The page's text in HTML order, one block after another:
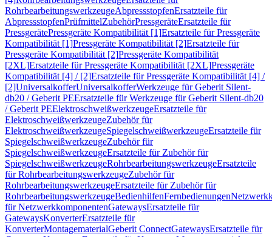
RohrbearbeitungswerkzeugeAbpressstopfenErsatzteile für
AbpressstopfenPrüfmittelZubehörPressgeräteErsatzteile für
PressgerätePressgeräte Kompatibilität [1]Ersatzteile für Pressgeräte
Kompatibilität [1]Pressgeräte Kompatibilität [2]Ersatzteile für
Pressgeräte Kompatibilität [2]Pressgeräte Kompatibilität
[2XL]Ersatzteile für Pressgeräte Kompatibilität [2XL]Pressgeräte
Kompatibilität [4] / [2]Ersatzteile für Pressgeräte Kompatibilität [4] /
[2]UniversalkofferUniversalkofferWerkzeuge für Geberit Silent-
db20 / Geberit PEErsatzteile für Werkzeuge für Geberit Silent-db20
/ Geberit PEElektroschweißwerkzeugeErsatzteile für
ElektroschweißwerkzeugeZubehör für
ElektroschweißwerkzeugeSpiegelschweißwerkzeugeErsatzteile für
SpiegelschweißwerkzeugeZubehör für
SpiegelschweißwerkzeugeErsatzteile für Zubehör für
SpiegelschweißwerkzeugeRohrbearbeitungswerkzeugeErsatzteile
für RohrbearbeitungswerkzeugeZubehör für
RohrbearbeitungswerkzeugeErsatzteile für Zubehör für
RohrbearbeitungswerkzeugeBedienhilfenFernbedienungen
für NetzwerkkomponentenGatewaysErsatzteile für
GatewaysKonverterErsatzteile für
KonverterMontagematerialGeberit ConnectGatewaysErsatzteile für